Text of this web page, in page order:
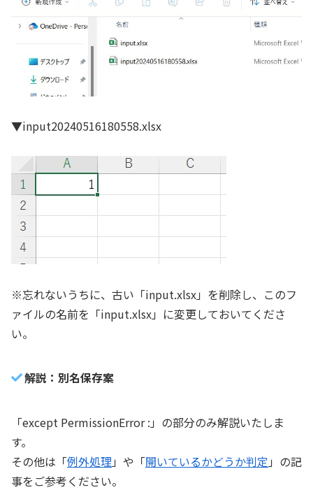
▼input20240516180558.xlsx
※忘れないうちに、古い「input.xlsx」を削除し、このフ
ァイルの名前を「input.xlsx」に変更しておいてくださ
い。
解説：別名保存案
「except PermissionError :」の部分のみ解説いたしま
す。
その他は「例外処理」や「開いているかどうか判定 」の記
事をご参考ください。